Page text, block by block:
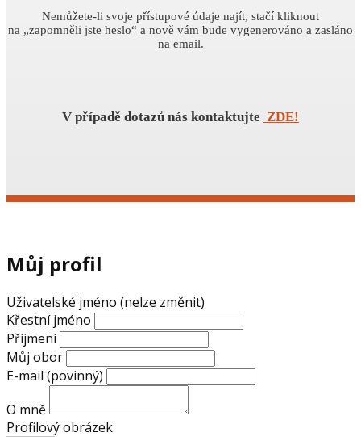
Nemůžete-li svoje přístupové údaje najít, stačí kliknout
na „zapomněli jste heslo“ a nově vám bude vygenerováno a zasláno
na email.
V případě dotazů nás kontaktujte ZDE!
Můj profil
Uživatelské jméno (nelze změnit)
Křestní jméno
Příjmení
Můj obor
E-mail (povinný)
O mně
Profilový obrázek